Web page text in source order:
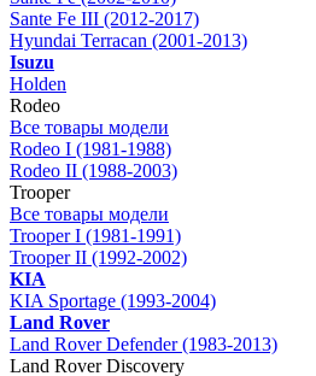
Sante Fe III (2012-2017)
Hyundai Terracan (2001-2013)
Isuzu
Holden
Rodeo
Все товары модели
Rodeo I (1981-1988)
Rodeo II (1988-2003)
Trooper
Все товары модели
Trooper I (1981-1991)
Trooper II (1992-2002)
KIA
KIA Sportage (1993-2004)
Land Rover
Land Rover Defender (1983-2013)
Land Rover Discovery